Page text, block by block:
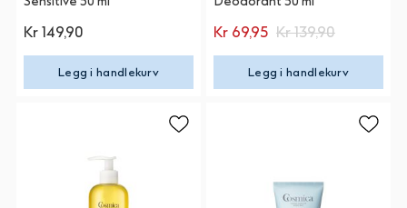
Kr 149,90
Legg i handlekurv
Kr 69,95 Kr 139,90
Legg i handlekurv